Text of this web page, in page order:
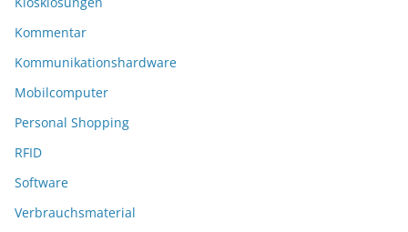
Kommentar
Kommunikationshardware
Mobilcomputer
Personal Shopping
RFID
Software
Verbrauchsmaterial